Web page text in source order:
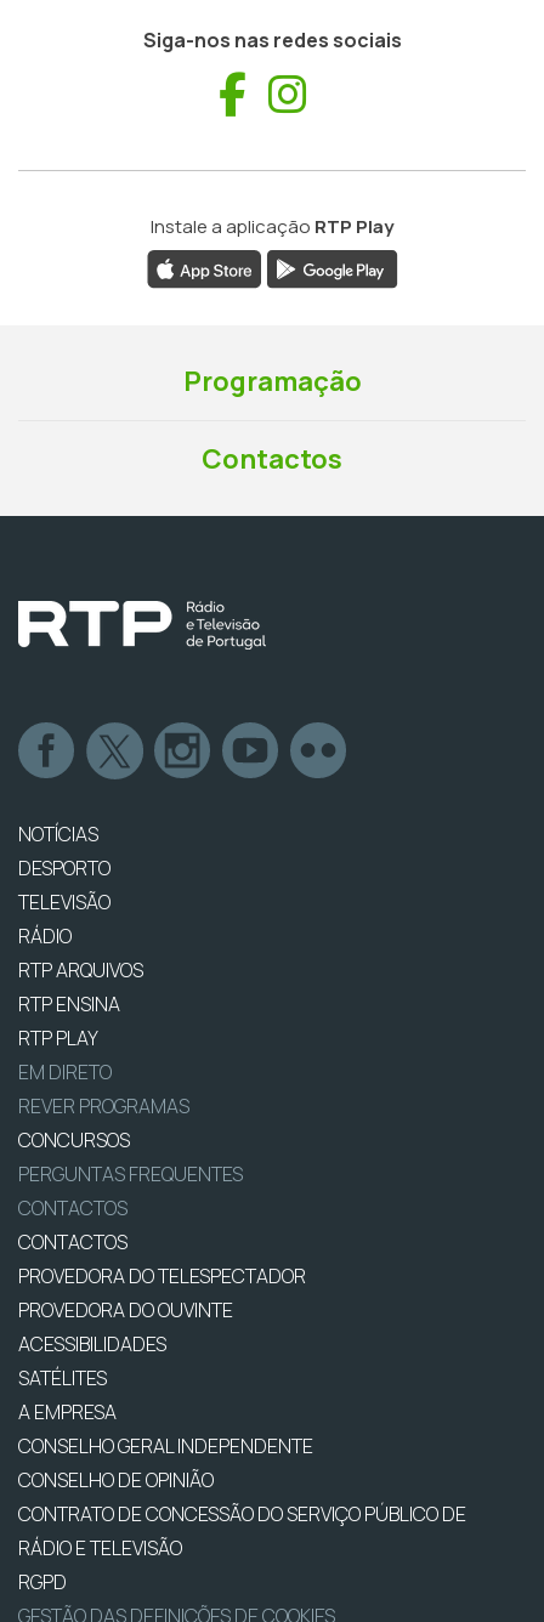
Siga-nos nas redes sociais
Facebook
Instale a aplicação RTP Play
Programação
Contactos
NOTÍCIAS
DESPORTO
TELEVISÃO
RÁDIO
RTP ARQUIVOS
RTP ENSINA
RTP PLAY
EM DIRETO
REVER PROGRAMAS
CONCURSOS
PERGUNTAS FREQUENTES
CONTACTOS
CONTACTOS
PROVEDORA DO TELESPECTADOR
PROVEDORA DO OUVINTE
ACESSIBILIDADES
SATÉLITES
A EMPRESA
CONSELHO GERAL INDEPENDENTE
CONSELHO DE OPINIÃO
CONTRATO DE CONCESSÃO DO SERVIÇO PÚBLICO DE
RÁDIO E TELEVISÃO
RGPD
GESTÃO DAS DEFINIÇÕES DE COOKIES